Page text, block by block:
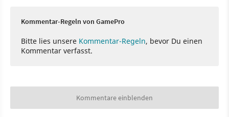
Kommentar-Regeln von GamePro
Bitte lies unsere Kommentar-Regeln, bevor Du einen
Kommentar verfasst.
Kommentare einblenden